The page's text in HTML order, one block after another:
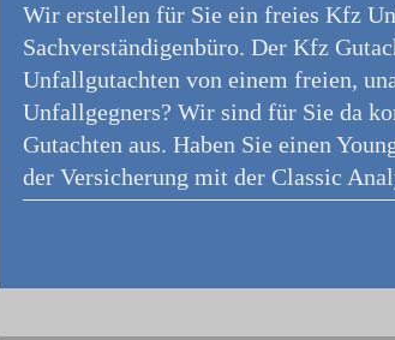
Wir erstellen für Sie ein freies Kfz
Sachverständigenbüro. Der Kfz
Unfallgutachten von einem freien,
Unfallgegners? Wir sind für Sie da
Gutachten aus. Haben Sie einen
der Versicherung mit der Classic